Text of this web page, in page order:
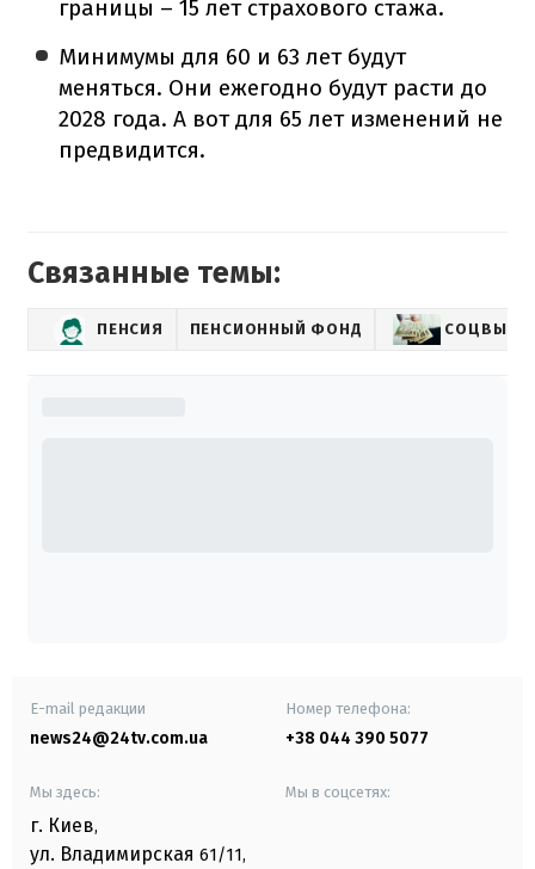
границы – 15 лет страхового стажа.
Минимумы для 60 и 63 лет будут
меняться. Они ежегодно будут расти до
2028 года. А вот для 65 лет изменений не
предвидится.
Связанные темы:
ПЕНСИЯ ПЕНСИОННЫЙ ФОНД
E-mail редакции
news24@24tv.com.ua
Номер телефона:
+38 044 390 5077
Мы здесь:
г. Киев,
ул. Владимирская 61/11,
Мы в соцсетях: